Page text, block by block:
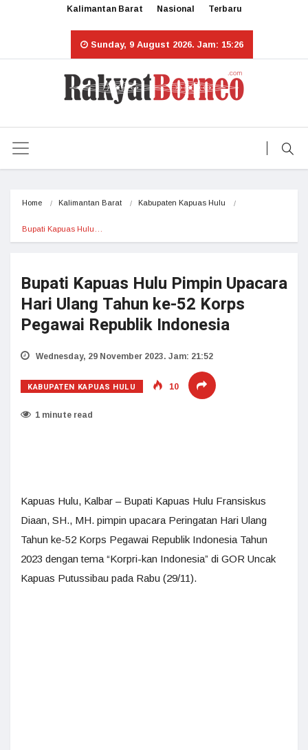
Kalimantan Barat Nasional Terbaru
Sunday, 9 August 2026. Jam: 15:26
Home Kalimantan Barat Kabupaten Kapuas Hulu
Bupati Kapuas Hulu…
Bupati Kapuas Hulu Pimpin Upacara
Hari Ulang Tahun ke-52 Korps
Pegawai Republik Indonesia
Wednesday, 29 November 2023. Jam: 21:52
KABUPATEN KAPUAS HULU 10
1 minute read
Kapuas Hulu, Kalbar – Bupati Kapuas Hulu Fransiskus
Diaan, SH., MH. pimpin upacara Peringatan Hari Ulang
Tahun ke-52 Korps Pegawai Republik Indonesia Tahun
2023 dengan tema “Korpri-kan Indonesia” di GOR Uncak
Kapuas Putussibau pada Rabu (29/11).